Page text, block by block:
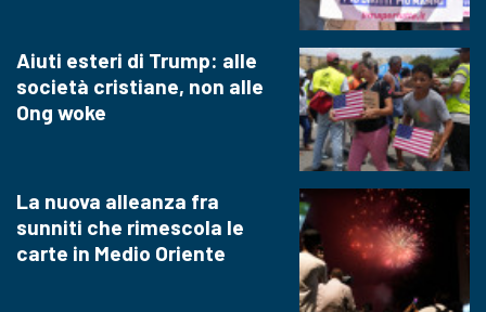
Aiuti esteri di Trump: alle
società cristiane, non alle
Ong woke
La nuova alleanza fra
sunniti che rimescola le
carte in Medio Oriente